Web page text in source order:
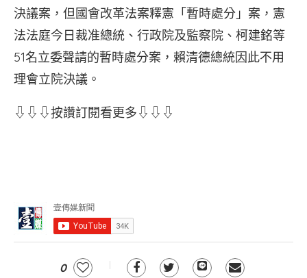
決議案，但國會改革法案釋憲「暫時處分」案，憲
法法庭今日裁准總統、行政院及監察院、柯建銘等
51名立委聲請的暫時處分案，賴清德總統因此不用
理會立院決議。
⇩⇩⇩按讚訂閱看更多⇩⇩⇩
0